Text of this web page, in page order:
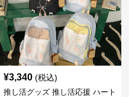
¥3,340 (税込)
推し活グッズ 推し活応援 ハート